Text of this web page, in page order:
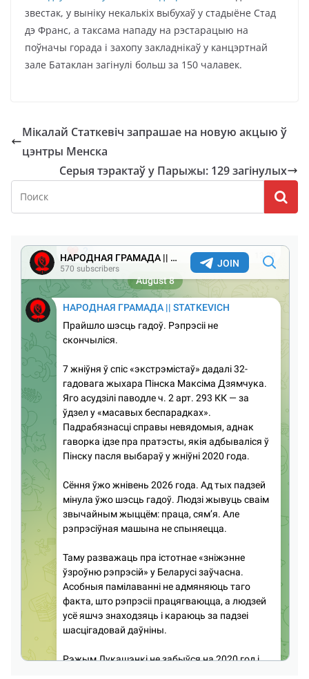
звестак, у выніку некалькіх выбухаў у стадыёне Стад
дэ Франс, а таксама нападу на рэстарацыю на
поўначы горада і захопу закладнікаў у канцэртнай
зале Батаклан загінулі больш за 150 чалавек.
Мікалай Статкевіч запрашае на новую акцыю ў
цэнтры Менска
Серыя тэрактаў у Парыжы: 129 загінулых